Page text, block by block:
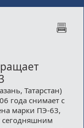
Татарстан)
года снимает с
марки ПЭ-63,
сегодняшним